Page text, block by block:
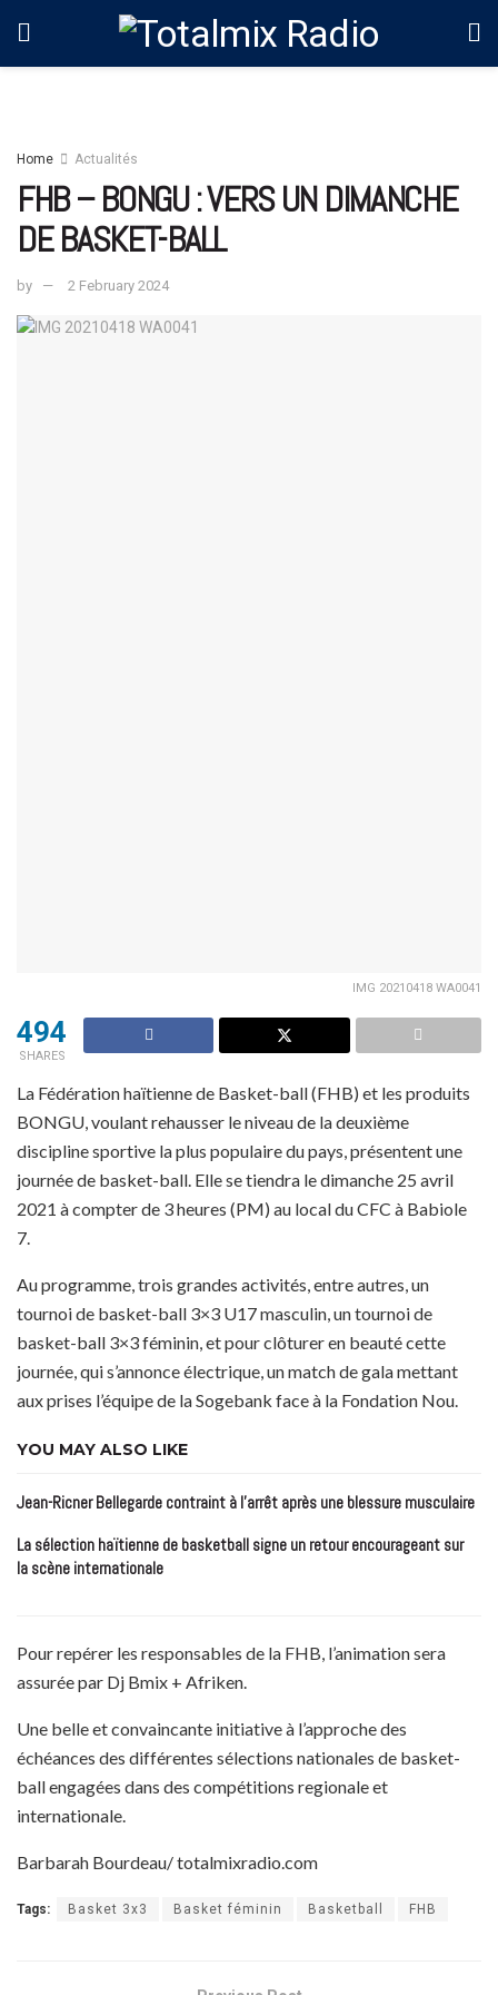
Home Actualités
FHB – BONGU : VERS UN DIMANCHE
DE BASKET-BALL
by 2 February 2024
IMG 20210418 WA0041
494
SHARES
La Fédération haïtienne de Basket-ball (FHB) et les produits
BONGU, voulant rehausser le niveau de la deuxième
discipline sportive la plus populaire du pays, présentent une
journée de basket-ball. Elle se tiendra le dimanche 25 avril
2021 à compter de 3 heures (PM) au local du CFC à Babiole
7.
Au programme, trois grandes activités, entre autres, un
tournoi de basket-ball 3×3 U17 masculin, un tournoi de
basket-ball 3×3 féminin, et pour clôturer en beauté cette
journée, qui s’annonce électrique, un match de gala mettant
aux prises l’équipe de la Sogebank face à la Fondation Nou.
YOU MAY ALSO LIKE
Jean-Ricner Bellegarde contraint à l’arrêt après une blessure musculaire
La sélection haïtienne de basketball signe un retour encourageant sur
la scène internationale
Pour repérer les responsables de la FHB, l’animation sera
assurée par Dj Bmix + Afriken.
Une belle et convaincante initiative à l’approche des
échéances des différentes sélections nationales de basket-
ball engagées dans des compétitions regionale et
internationale.
Barbarah Bourdeau/ totalmixradio.com
Tags: Basket 3x3 Basket féminin Basketball FHB